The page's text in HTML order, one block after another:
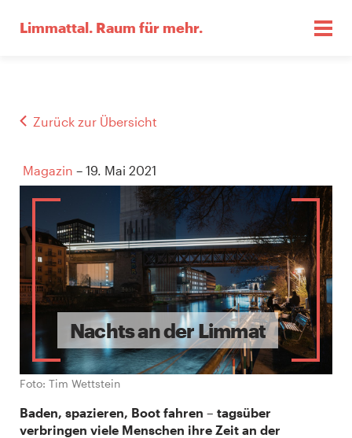
Limmattal. Raum für mehr.
Zurück zur Übersicht
Magazin – 19. Mai 2021
Nachts an der Limmat
Foto: Tim Wettstein
Baden, spazieren, Boot fahren – tagsüber
verbringen viele Menschen ihre Zeit an der